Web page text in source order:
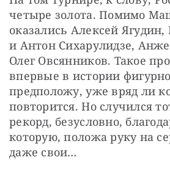
четыре золота. Помимо
оказались Алексей
и Антон Сихарулидзе,
Олег Овсянников. Такое
впервые в истории
предположу, уже вряд ли
повторится. Но случился
рекорд, безусловно,
которую, положа руку на
даже свои…